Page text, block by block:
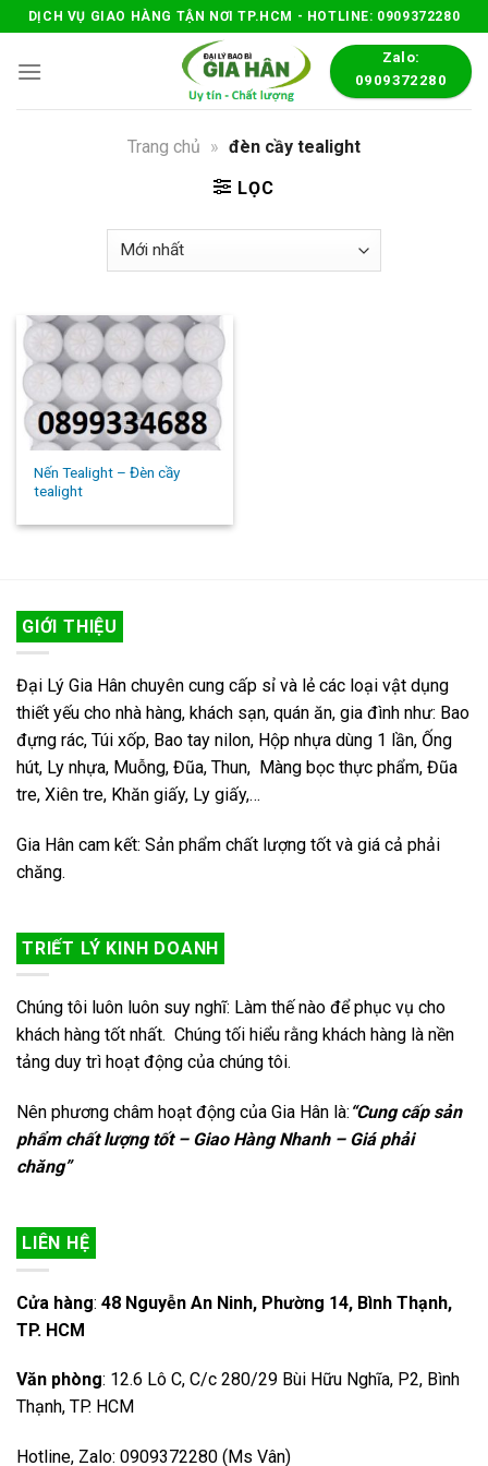
Skip
to
content
DỊCH VỤ GIAO HÀNG TẬN NƠI TP.HCM - HOTLINE: 0909372280
Zalo:
0909372280
Trang chủ » đèn cầy tealight
LỌC
Nến Tealight – Đèn cầy
tealight
GIỚI THIỆU
Đại Lý Gia Hân chuyên cung cấp sỉ và lẻ các loại vật dụng
thiết yếu cho nhà hàng, khách sạn, quán ăn, gia đình như: Bao
đựng rác, Túi xốp, Bao tay nilon, Hộp nhựa dùng 1 lần, Ống
hút, Ly nhựa, Muỗng, Đũa, Thun, Màng bọc thực phẩm, Đũa
tre, Xiên tre, Khăn giấy, Ly giấy,…
Gia Hân cam kết: Sản phẩm chất lượng tốt và giá cả phải
chăng.
TRIẾT LÝ KINH DOANH
Chúng tôi luôn luôn suy nghĩ: Làm thế nào để phục vụ cho
khách hàng tốt nhất. Chúng tối hiểu rằng khách hàng là nền
tảng duy trì hoạt động của chúng tôi.
Nên phương châm hoạt động của Gia Hân là: “Cung cấp sản
phẩm chất lượng tốt – Giao Hàng Nhanh – Giá phải
chăng”
LIÊN HỆ
Cửa hàng: 48 Nguyễn An Ninh, Phường 14, Bình Thạnh,
TP. HCM
Văn phòng: 12.6 Lô C, C/c 280/29 Bùi Hữu Nghĩa, P2, Bình
Thạnh, TP. HCM
Hotline, Zalo: 0909372280 (Ms Vân)